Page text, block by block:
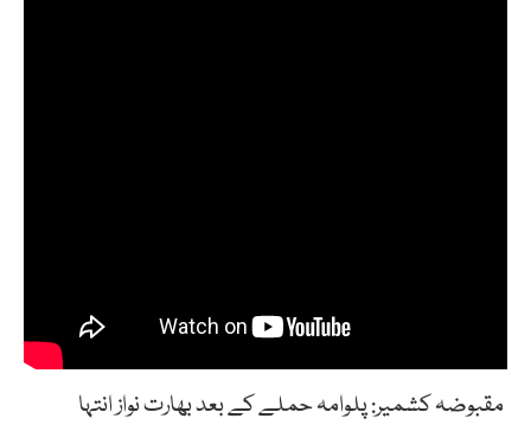
مقبوضہ کشمیر: پلوامہ حملے کے بعد بھارت نواز انتہا